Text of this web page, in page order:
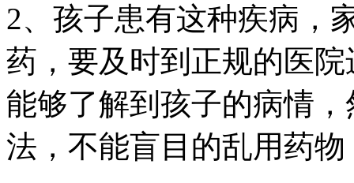
2、孩子患有这种疾病，
药，要及时到正规的医
能够了解到孩子的病情
法，不能盲目的乱用药